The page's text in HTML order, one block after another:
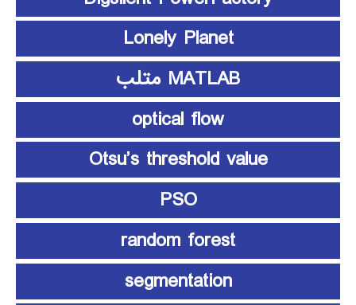
Lonely Planet
MATLAB متلب
optical flow
Otsu’s threshold value
PSO
random forest
segmentation